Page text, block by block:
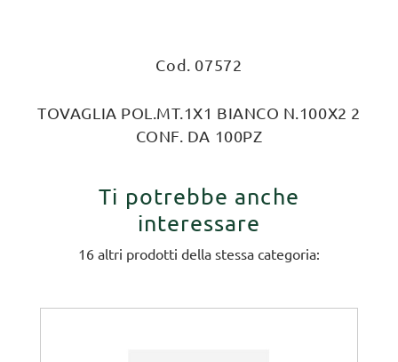
Cod. 07572
TOVAGLIA POL.MT.1X1 BIANCO N.100X2 2
CONF. DA 100PZ
Ti potrebbe anche
interessare
16 altri prodotti della stessa categoria: